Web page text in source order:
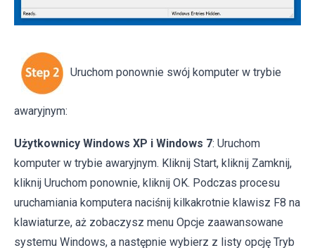
Uruchom ponownie swój komputer w trybie
awaryjnym:
Użytkownicy Windows XP i Windows 7: Uruchom
komputer w trybie awaryjnym. Kliknij Start, kliknij Zamknij,
kliknij Uruchom ponownie, kliknij OK. Podczas procesu
uruchamiania komputera naciśnij kilkakrotnie klawisz F8 na
klawiaturze, aż zobaczysz menu Opcje zaawansowane
systemu Windows, a następnie wybierz z listy opcję Tryb